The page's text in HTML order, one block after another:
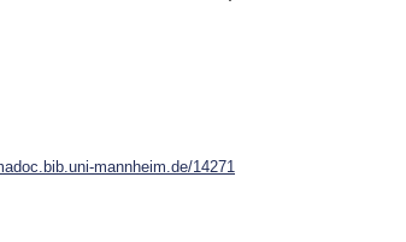
mannheim.de/14271